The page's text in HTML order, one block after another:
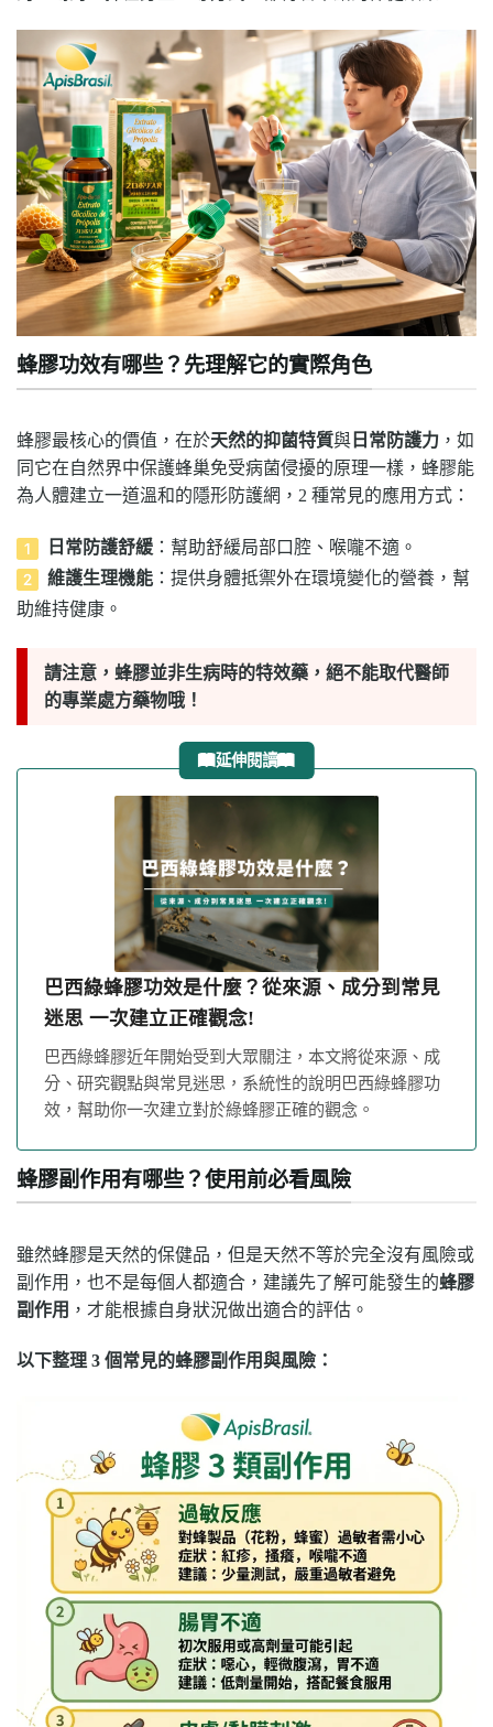
蜂膠功效有哪些？先理解它的實際角色
蜂膠最核心的價值，在於天然的抑菌特質與 日常防護力 ，如
同它在自然界中保護蜂巢免受病菌侵擾的原理一樣，蜂膠能
為人體建立一道溫和的隱形防護網，2 種常見的應用方式：
日常防護舒緩 ：幫助舒緩局部口腔、喉嚨不適。
維護生理機能 ：提供身體抵禦外在環境變化的營養，幫
助維持健康。
請注意，蜂膠並非生病時的特效藥，絕不能取代醫師
的專業處方藥物哦！
延伸閱讀
巴西綠蜂膠功效是什麼？從來源、成分到常見
迷思 一次建立正確觀念!
巴西綠蜂膠近年開始受到大眾關注，本文將從來源、成
分、研究觀點與常見迷思，系統性的說明巴西綠蜂膠功
效，幫助你一次建立對於綠蜂膠正確的觀念。
蜂膠副作用有哪些？使用前必看風險
雖然蜂膠是天然的保健品，但是天然不等於完全沒有風險或
副作用，也不是每個人都適合，建議先了解可能發生的蜂膠
副作用 ，才能根據自身狀況做出適合的評估。
以下整理 3 個常見的蜂膠副作用與風險：